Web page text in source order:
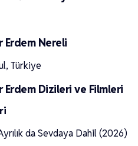
Erdem Nereli
Türkiye
Erdem Dizileri ve Filmleri
da Sevdaya Dahil (2026)